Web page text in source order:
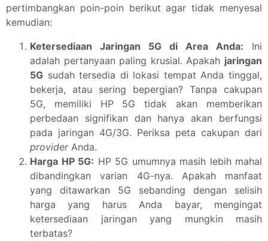
pertimbangkan poin-poin berikut agar tidak menyesal
kemudian:
Ketersediaan Jaringan 5G di Area Anda: Ini
adalah pertanyaan paling krusial. Apakah jaringan
5G sudah tersedia di lokasi tempat Anda tinggal,
bekerja, atau sering bepergian? Tanpa cakupan
5G, memiliki HP 5G tidak akan memberikan
perbedaan signifikan dan hanya akan berfungsi
pada jaringan 4G/3G. Periksa peta cakupan dari
providerAnda.
Harga HP 5G: HP 5G umumnya masih lebih mahal
dibandingkan varian 4G-nya. Apakah manfaat
yang ditawarkan 5G sebanding dengan selisih
harga yang harus Anda bayar, mengingat
ketersediaan jaringan yang mungkin masih
terbatas?